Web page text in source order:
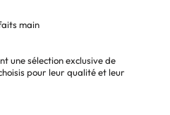
main
une sélection exclusive de
pour leur qualité et leur